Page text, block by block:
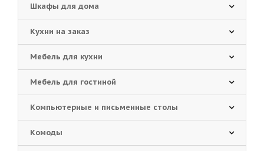
Шкафы для дома
Кухни на заказ
Мебель для кухни
Мебель для гостиной
Компьютерные и письменные столы
Комоды